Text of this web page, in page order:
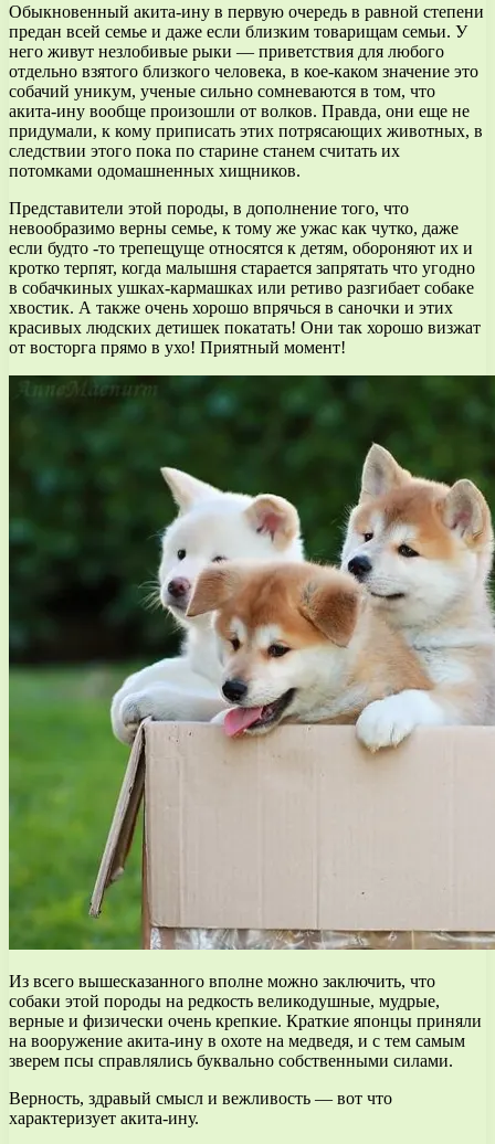
Обыкновенный акита-ину в первую очередь в равной степени
предан всей семье и даже если близким товарищам семьи. У
него живут незлобивые рыки — приветствия для любого
отдельно взятого близкого человека, в кое-каком значение это
собачий уникум, ученые сильно сомневаются в том, что
акита-ину вообще произошли от волков. Правда, они еще не
придумали, к кому приписать этих потрясающих животных, в
следствии этого пока по старине станем считать их
потомками одомашненных хищников.
Представители этой породы, в дополнение того, что
невообразимо верны семье, к тому же ужас как чутко, даже
если будто -то трепещуще относятся к детям, обороняют их и
кротко терпят, когда малышня старается запрятать что угодно
в собачкиных ушках-кармашках или ретиво разгибает собаке
хвостик. А также очень хорошо впрячься в саночки и этих
красивых людских детишек покатать! Они так хорошо визжат
от восторга прямо в ухо! Приятный момент!
Из всего вышесказанного вполне можно заключить, что
собаки этой породы на редкость великодушные, мудрые,
верные и физически очень крепкие. Краткие японцы приняли
на вооружение акита-ину в охоте на медведя, и с тем самым
зверем псы справлялись буквально собственными силами.
Верность, здравый смысл и вежливость — вот что
характеризует акита-ину.